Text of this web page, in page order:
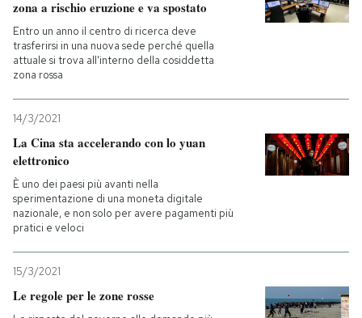
zona a rischio eruzione e va spostato
Entro un anno il centro di ricerca deve
trasferirsi in una nuova sede perché quella
attuale si trova all'interno della cosiddetta
zona rossa
14/3/2021
La Cina sta accelerando con lo yuan
elettronico
È uno dei paesi più avanti nella
sperimentazione di una moneta digitale
nazionale, e non solo per avere pagamenti più
pratici e veloci
15/3/2021
Le regole per le zone rosse